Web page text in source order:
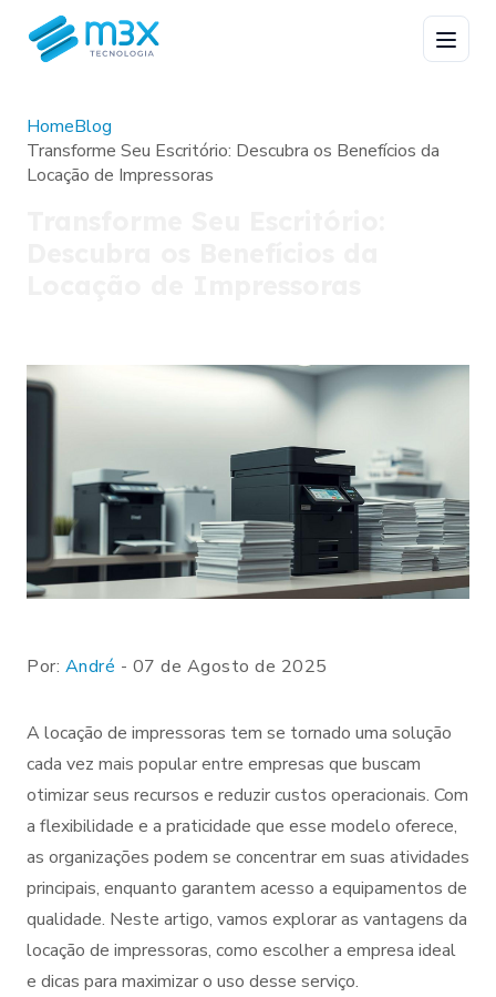
HomeBlog
Transforme Seu Escritório: Descubra os Benefícios da
Locação de Impressoras
Por: André - 07 de Agosto de 2025
A locação de impressoras tem se tornado uma solução
cada vez mais popular entre empresas que buscam
otimizar seus recursos e reduzir custos operacionais. Com
a flexibilidade e a praticidade que esse modelo oferece,
as organizações podem se concentrar em suas atividades
principais, enquanto garantem acesso a equipamentos de
qualidade. Neste artigo, vamos explorar as vantagens da
locação de impressoras, como escolher a empresa ideal
e dicas para maximizar o uso desse serviço.